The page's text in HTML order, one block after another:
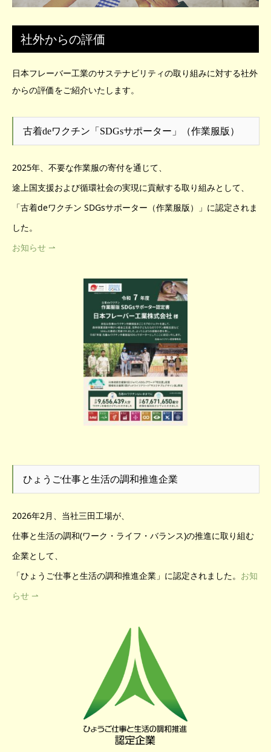
社外からの評価
日本フレーバー工業のサステナビリティの取り組みに対する社外
からの評価をご紹介いたします。
古着deワクチン「SDGsサポーター」（作業服版）
2025年、不要な作業服の寄付を通じて、
途上国支援および循環社会の実現に貢献する取り組みとして、
「古着deワクチン SDGsサポーター（作業服版）」に認定されま
した。
お知らせ ⇀
ひょうご仕事と生活の調和推進企業
2026年2月、当社三田工場が、
仕事と生活の調和(ワーク・ライフ・バランス)の推進に取り組む
企業として、
「ひょうご仕事と生活の調和推進企業」に認定されました。 お知
らせ ⇀